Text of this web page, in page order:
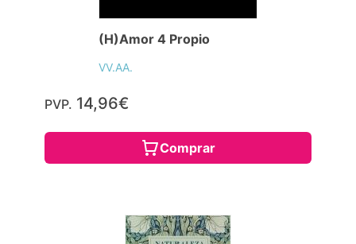
(H)Amor 4 Propio
VV.AA.
PVP. 14,96€
Comprar